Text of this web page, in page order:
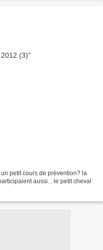
petit cours de prévention? la
aussi... le petit cheval